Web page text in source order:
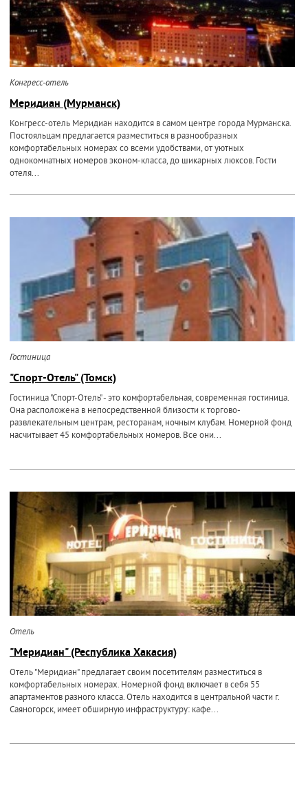
Конгресс-отель
Меридиан (Мурманск)
Конгресс-отель Меридиан находится в самом центре города Мурманска.
Постояльцам предлагается разместиться в разнообразных
комфортабельных номерах со всеми удобствами, от уютных
однокомнатных номеров эконом-класса, до шикарных люксов. Гости
отеля...
Гостиница
"Спорт-Отель" (Томск)
Гостиница "Спорт-Отель" - это комфортабельная, современная гостиница.
Она расположена в непосредственной близости к торгово-
развлекательным центрам, ресторанам, ночным клубам. Номерной фонд
насчитывает 45 комфортабельных номеров. Все они...
Отель
"Меридиан" (Республика Хакасия)
Отель "Меридиан" предлагает своим посетителям разместиться в
комфортабельных номерах. Номерной фонд включает в себя 55
апартаментов разного класса. Отель находится в центральной части г.
Саяногорск, имеет обширную инфраструктуру: кафе...